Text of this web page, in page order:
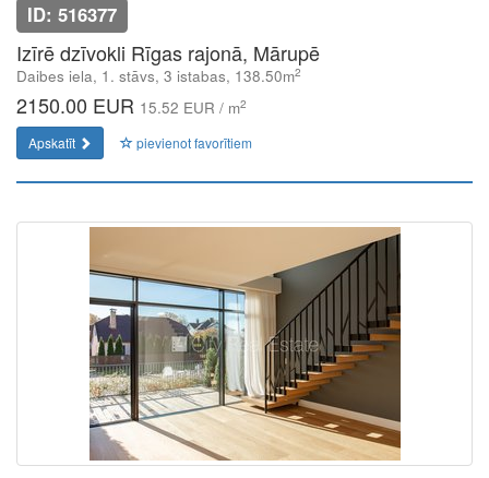
ID: 516377
Izīrē dzīvokli Rīgas rajonā, Mārupē
Daibes iela, 1. stāvs, 3 istabas, 138.50m2
2150.00 EUR 15.52 EUR / m2
Apskatīt pievienot favorītiem